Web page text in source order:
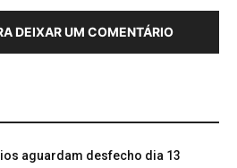
DEIXAR UM COMENTÁRIO
aguardam desfecho dia 13